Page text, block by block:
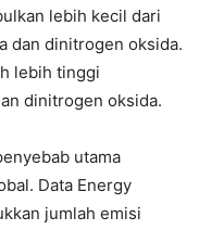
lebih kecil dari
dan dinitrogen oksida.
lebih tinggi
dinitrogen oksida.
utama
Data Energy
jumlah emisi